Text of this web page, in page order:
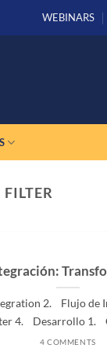
WEBINARS
FILTER
2. Flujo de
4. Desarrollo 1.
4 COMMENTS